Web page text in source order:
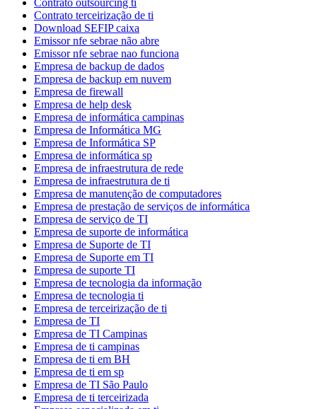
Contrato terceirização de ti
Download SEFIP caixa
Emissor nfe sebrae não abre
Emissor nfe sebrae nao funciona
Empresa de backup de dados
Empresa de backup em nuvem
Empresa de firewall
Empresa de help desk
Empresa de informática campinas
Empresa de Informática MG
Empresa de Informática SP
Empresa de informática sp
Empresa de infraestrutura de rede
Empresa de infraestrutura de ti
Empresa de manutenção de computadores
Empresa de prestação de serviços de informática
Empresa de serviço de TI
Empresa de suporte de informática
Empresa de Suporte de TI
Empresa de Suporte em TI
Empresa de suporte TI
Empresa de tecnologia da informação
Empresa de tecnologia ti
Empresa de terceirização de ti
Empresa de TI
Empresa de TI Campinas
Empresa de ti campinas
Empresa de ti em BH
Empresa de ti em sp
Empresa de TI São Paulo
Empresa de ti terceirizada